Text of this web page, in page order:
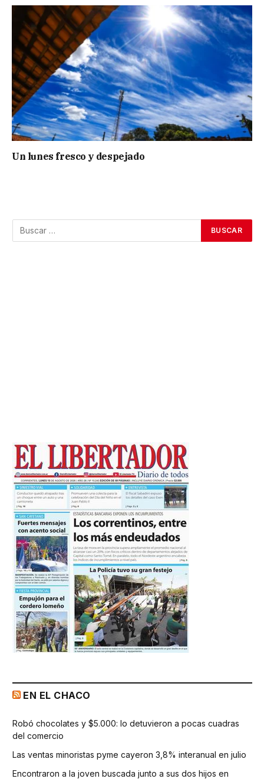
Un lunes fresco y despejado
EN EL CHACO
Robó chocolates y $5.000: lo detuvieron a pocas cuadras
del comercio
Las ventas minoristas pyme cayeron 3,8% interanual en julio
Encontraron a la joven buscada junto a sus dos hijos en